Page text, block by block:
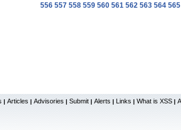
556 557 558 559 560 561 562 563 564 565
| Articles | Advisories | Submit | Alerts | Links | What is XSS |